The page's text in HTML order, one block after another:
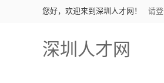
您好，欢迎来到深圳人才网！ 请
深圳人才网